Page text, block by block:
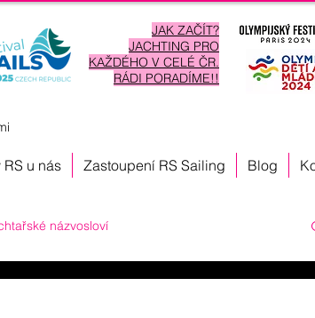
JAK ZAČÍT?
JACHTING PRO
KAŽDÉHO V CELÉ ČR.
RÁDI PORADÍME!!
u nás Zastoupení RS Sailing Blog
názvosloví